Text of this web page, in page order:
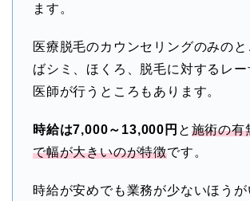
ます。
医療脱毛のカウンセリングのみの
ばシミ、ほくろ、脱毛に対するレ
医師が行うところもあります。
時給は7,000～13,000円 と 施術の有
で幅が大きいのが特徴です。
時給が安めでも業務が少ないほうが